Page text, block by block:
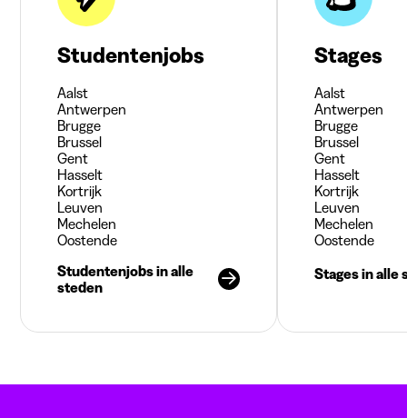
Studentenjobs
Aalst
Antwerpen
Brugge
Brussel
Gent
Hasselt
Kortrijk
Leuven
Mechelen
Oostende
Studentenjobs in alle
steden
Stages
Aalst
Antwerpen
Brugge
Brussel
Gent
Hasselt
Kortrijk
Leuven
Mechelen
Oostende
Stages in alle